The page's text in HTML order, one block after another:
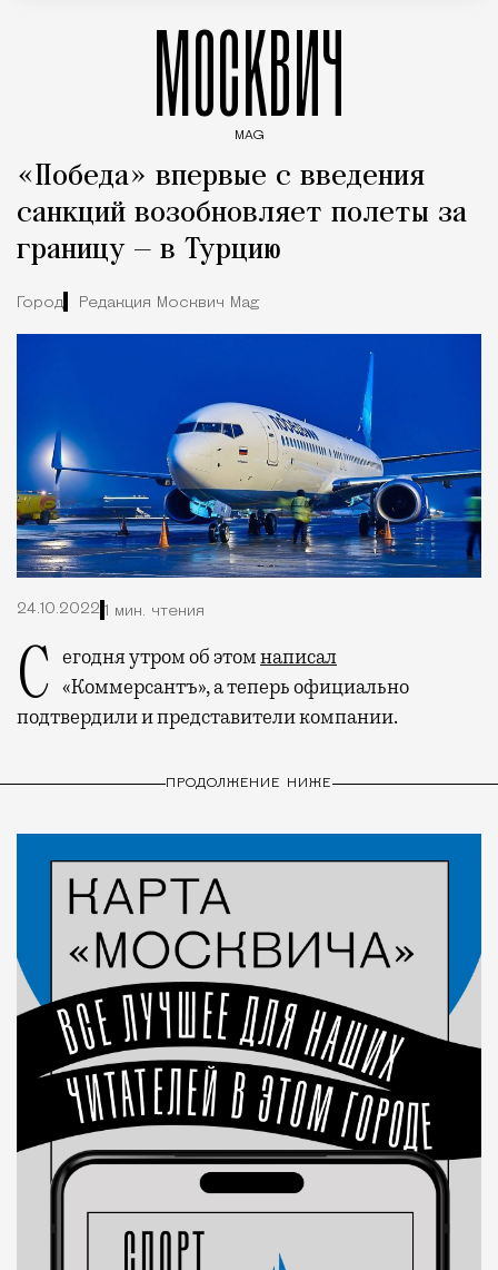
МОСКВИЧ
MAG
«Победа» впервые с введения
санкций возобновляет полеты за
границу — в Турцию
Город Редакция Москвич Mag
24.10.2022 1 мин. чтения
Сегодня утром об этомнаписал
«Коммерсантъ», а теперь официально
подтвердили и представители компании.
ПРОДОЛЖЕНИЕ НИЖЕ